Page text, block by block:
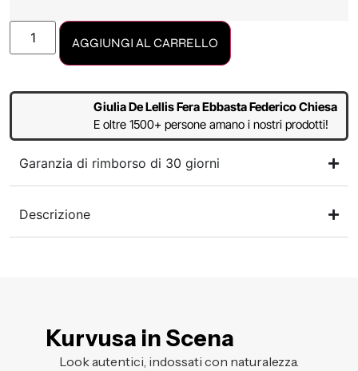
AGGIUNGI AL CARRELLO
Giulia De Lellis Fera Ebbasta Federico Chiesa
E oltre 1500+ persone amano i nostri prodotti!
Garanzia di rimborso di 30 giorni
Descrizione
Kurvusa in Scena
Look autentici, indossati con naturalezza.